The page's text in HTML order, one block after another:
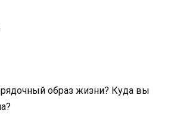
образ жизни? Куда вы